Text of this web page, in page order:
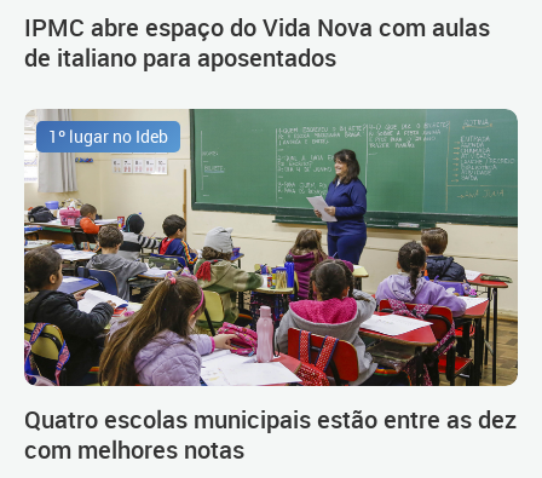
IPMC abre espaço do Vida Nova com aulas
de italiano para aposentados
1º lugar no Ideb
Quatro escolas municipais estão entre as dez
com melhores notas